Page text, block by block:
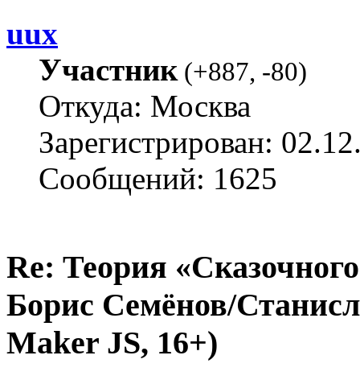
uux
Участник(+887, -80)
Откуда: Москва
Зарегистрирован:
Сообщений: 1625
Re: Теория
Борис Семёнов/
Maker JS, 16+)